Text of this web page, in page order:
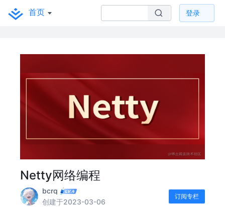
首页 登录
Netty网络编程
bcrq
创建于2023-03-06
订阅专栏